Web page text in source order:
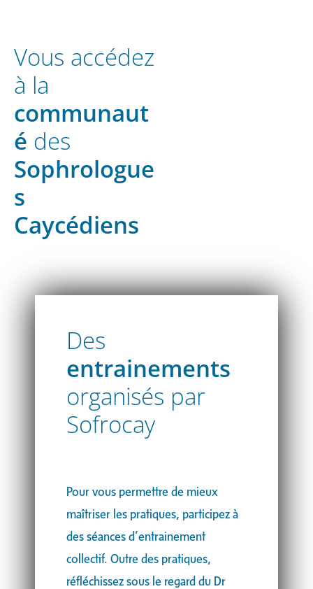
Vous accédez
à la
communaut
é des
Sophrologue
s
Caycédiens
Des
entrainements
organisés par
Sofrocay
Pour vous permettre de mieux
maîtriser les pratiques, participez à
des séances d’entrainement
collectif. Outre des pratiques,
réfléchissez sous le regard du Dr